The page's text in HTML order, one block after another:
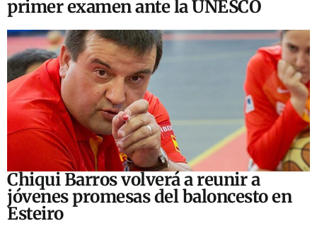
primer examen ante la UNESCO
Chiqui Barros volverá a reunir a
jóvenes promesas del baloncesto en
Esteiro